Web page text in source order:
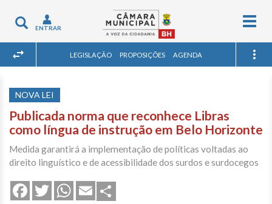
Toggle
navigation
ENTRAR
LEGISLAÇÃO PROPOSIÇÕES AGENDA
NOVA LEI
Publicada norma que reconhece Libras
como língua de instrução em Belo Horizonte
Medida garantirá a implementação de políticas voltadas ao
direito linguístico e de acessibilidade dos surdos e surdocegos
FacebookTwitterWhatsApp
Email